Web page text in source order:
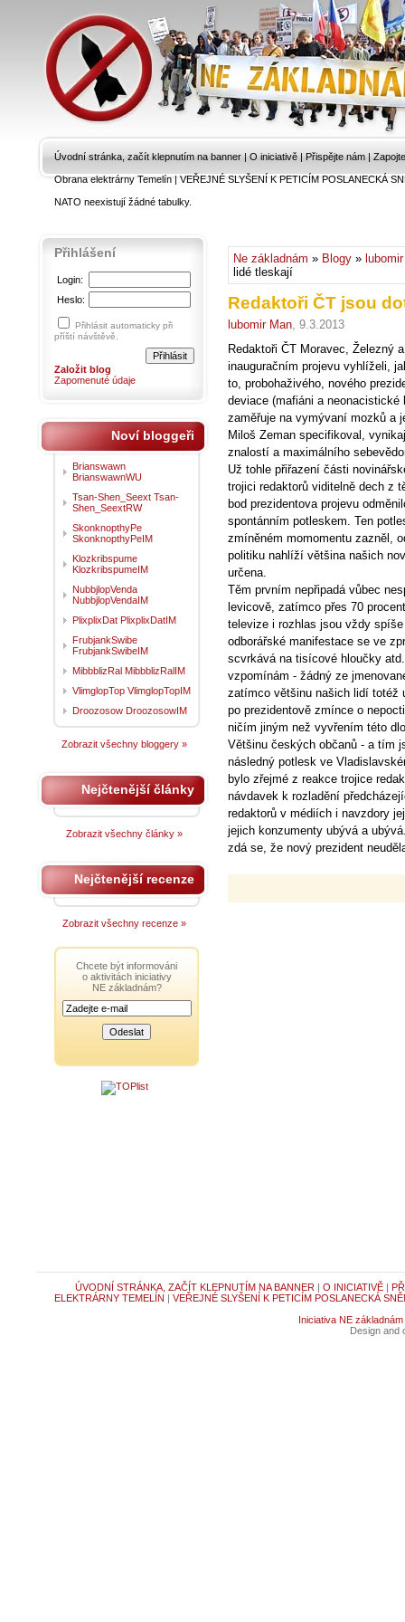
Úvodní stránka, začít klepnutím na banner | O iniciativě | Přispějte nám |
Obrana elektrárny Temelín|VEŘEJNÉ SLYŠENÍ K PETICÍM POSLANECKÁ
NATO neexistují žádné tabulky.
Ne základnám » Blogy »
lidé tleskají
Redaktoři ČT jsou
lubomir Man, 9.3.2013
Redaktoři ČT Moravec, Železný
inauguračním projevu vyhlíželi,
to, probohaživého, nového
deviace (mafiáni a
zaměřuje na vymývaní mozků a
Miloš Zeman specifikoval,
znalostí a maximálního
Už tohle přiřazení části
trojici redaktorů viditelně dech z
bod prezidentova projevu
spontánním potleskem. Ten
zmíněném momomentu zazněl,
politiku nahlíží většina našich
určena.
Těm prvním nepřipadá vůbec
levicově, zatímco přes 70
televize i rozhlas jsou vždy
odborářské manifestace se ve
scvrkává na tisícové hloučky
vzpomínám - žádný ze
zatímco většinu našich lidí totéž
po prezidentově zmínce o
ničím jiným než vyvřením této
Většinu českých občanů - a tím
následný potlesk ve
bylo zřejmé z reakce trojice
návdavek k rozladění
redaktorů v médiích i navzdory
jejich konzumenty ubývá a
zdá se, že nový prezident
Přihlášení
Login:
Heslo:
Přihlásit automaticky při
příští návštěvě.
Založit blog
Zapomenuté údaje
Noví bloggeři
Brianswawn
BrianswawnWU
Tsan-Shen_Seext Tsan-
Shen_SeextRW
SkonknopthyPe
SkonknopthyPeIM
Klozkribspume
KlozkribspumeIM
NubbjlopVenda
NubbjlopVendaIM
PlixplixDat PlixplixDatIM
FrubjankSwibe
FrubjankSwibeIM
MibbblizRal MibbblizRalIM
VlimglopTop VlimglopTopIM
Droozosow DroozosowIM
Zobrazit všechny bloggery »
Nejčtenější články
Zobrazit všechny články »
Nejčtenější recenze
Zobrazit všechny recenze »
Chcete být informováni
o aktivitách iniciativy
NE základnám?
ÚVODNÍ STRÁNKA, ZAČÍT KLEPNUTÍM NA BANNER | O INICIATIVĚ|
ELEKTRÁRNY TEMELÍN | VEŘEJNÉ SLYŠENÍ K PETICÍM POSLANECKÁ
Iniciativa NE základnám
Design and